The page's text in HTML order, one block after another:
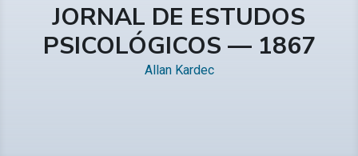
JORNAL DE ESTUDOS
PSICOLÓGICOS — 1867
Allan Kardec